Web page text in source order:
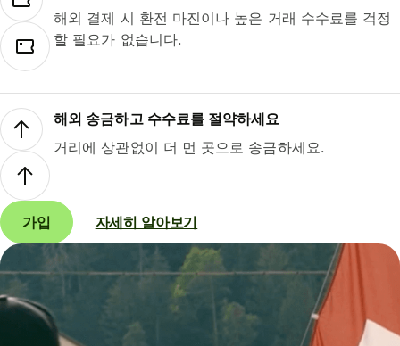
해외 결제 시 환전 마진이나 높은 거래 수수료를 걱정
할 필요가 없습니다.
해외 송금하고 수수료를 절약하세요
거리에 상관없이 더 먼 곳으로 송금하세요.
가입 자세히 알아보기